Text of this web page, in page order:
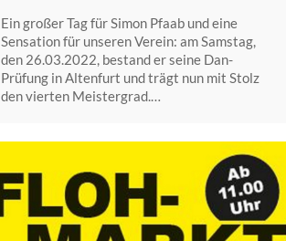
Ein großer Tag für Simon Pfaab und eine
Sensation für unseren Verein: am Samstag,
den 26.03.2022, bestand er seine Dan-
Prüfung in Altenfurt und trägt nun mit Stolz
den vierten Meistergrad.…